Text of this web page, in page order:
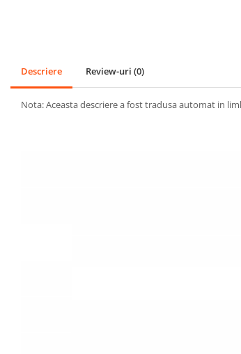
Badminton
Ochelari si accesorii Inot
Descriere Review-uri (0)
Nota: Aceasta descriere a fost tradusa automat in